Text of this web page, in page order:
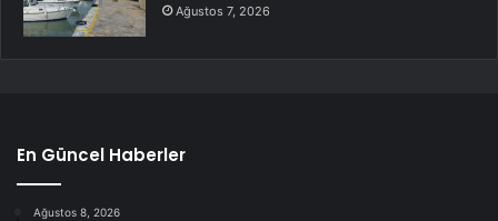
Ağustos 7, 2026
En Güncel Haberler
Ağustos 8, 2026